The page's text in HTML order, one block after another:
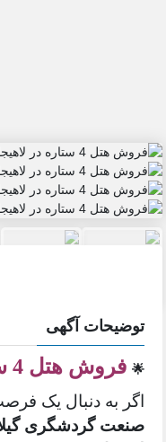
آگهی
4 ستاره نوساز در لاهیجان
به دنبال یک فرصت
گردشگری گیلان